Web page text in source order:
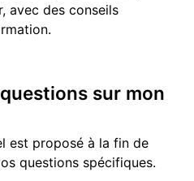
avec des conseils
sur mon
est proposé à la fin de
questions spécifiques.